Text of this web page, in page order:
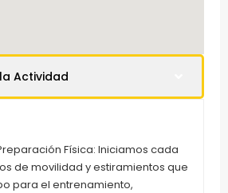
Actividad
Física: Iniciamos cada
de movilidad y estiramientos que
para el entrenamiento,